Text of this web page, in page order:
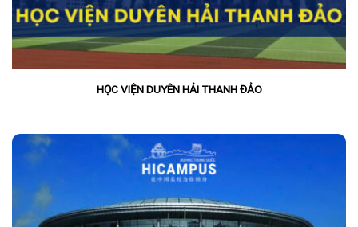
HỌC VIỆN DUYÊN HẢI THANH ĐẢO